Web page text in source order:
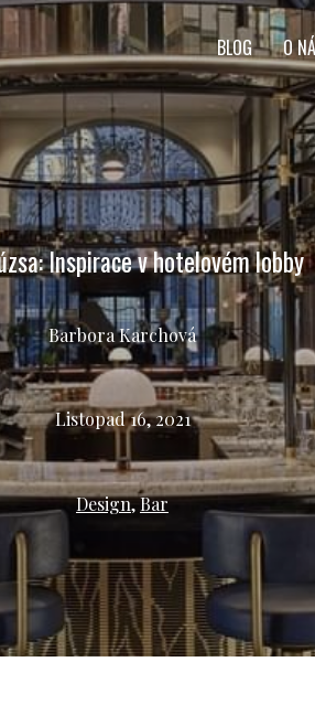
BLOG O
Inspirace v hotelovém lobby
Barbora Karchová
Listopad 16, 2021
Design,Bar